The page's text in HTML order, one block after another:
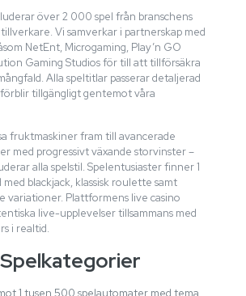
över 2 000 spel från branschens
Vi samverkar i partnerskap med
NetEnt, Microgaming, Play’n GO
Gaming Studios för till att tillförsäkra
Alla speltitlar passerar detaljerad
tillgängligt gentemot våra
fruktmaskiner fram till avancerade
med progressivt växande storvinster –
alla spelstil. Spelentusiaster finner 1
blackjack, klassisk roulette samt
variationer. Plattformens live casino
live-upplevelser tillsammans med
i realtid.
1 tusen 500 spelautomater med tema